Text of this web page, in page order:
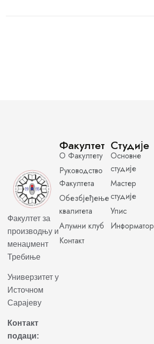
Факултет за
производњу и
менаџмент
Требиње
Универзитет у
Источном
Сарајеву
Контакт
подаци:
Факултет
О Факултету
Руководство
Факултета
Обезбјеђење
квалитета
Алумни клуб
Контакт
Студије
Основне
студије
Мастер
студије
Упис
Информатор